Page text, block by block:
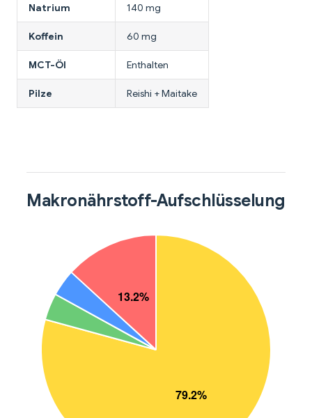
Natrium 140 mg
Koffein 60 mg
MCT-Öl Enthalten
Pilze Reishi + Maitake
Makronährstoff-Aufschlüsselung